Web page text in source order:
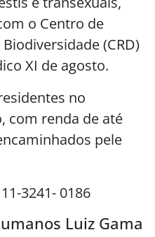
o Centro de
(CRD)
XI de agosto.
no
com renda de até
pele
3241- 0186
Luiz Gama